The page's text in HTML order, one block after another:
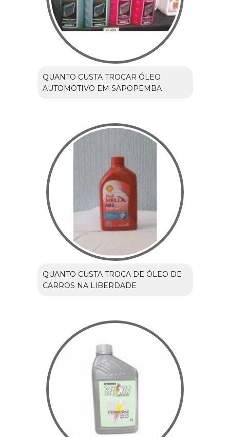
QUANTO CUSTA TROCAR ÓLEO
AUTOMOTIVO EM SAPOPEMBA
QUANTO CUSTA TROCA DE ÓLEO DE
CARROS NA LIBERDADE